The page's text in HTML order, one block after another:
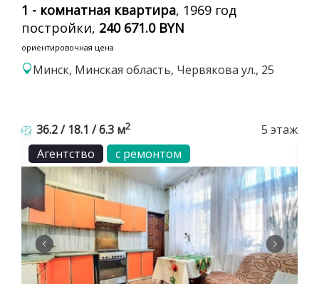
1 - комнатная квартира, 1969 год
постройки, 240 671.0 BYN
ориентировочная цена
Минск, Минская область, Червякова ул., 25
36.2 / 18.1 / 6.3 м2
5 этаж
Агентство
с ремонтом